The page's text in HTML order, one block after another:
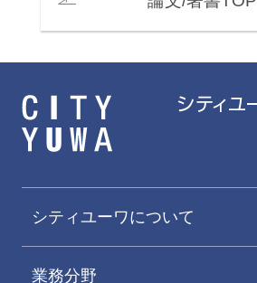
シティユーワについて
業務分野